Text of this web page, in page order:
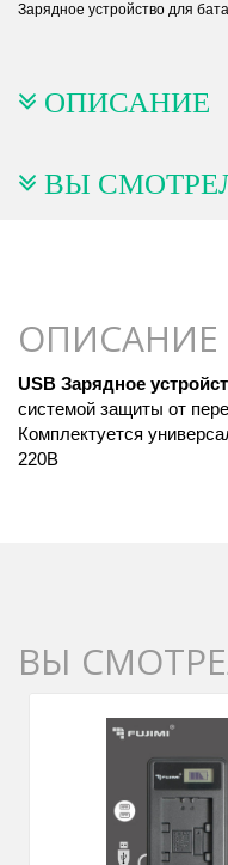
Зарядное устройство для
ОПИСАНИЕ
ВЫ
ОПИСАНИЕ
USB Зарядное
системой защиты от
Комплектуется
220В
ВЫ